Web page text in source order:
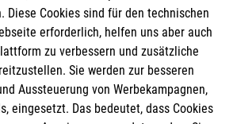
Diese Cookies sind für den technischen
erforderlich, helfen uns aber auch
zu verbessern und zusätzliche
Sie werden zur besseren
Aussteuerung von Werbekampagnen,
eingesetzt. Das bedeutet, dass Cookies